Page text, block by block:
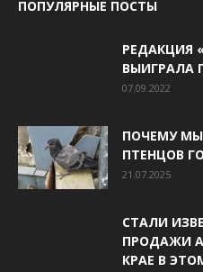
ПОПУЛЯРНЫЕ ПОСТЫ
РЕДАКЦИЯ
ВЫИГРАЛА
07.09.2022
ПОЧЕМУ
ПТЕНЦОВ
21.07.2025
СТАЛИ
ПРОДАЖИ
КРАЕ В